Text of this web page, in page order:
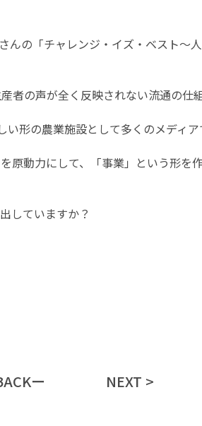
んの「チャレンジ・イズ・ベスト～
の声が全く反映されない流通の仕
形の農業施設として多くのメディア
動力にして、「事業」という形を
していますか？
ー NEXT >